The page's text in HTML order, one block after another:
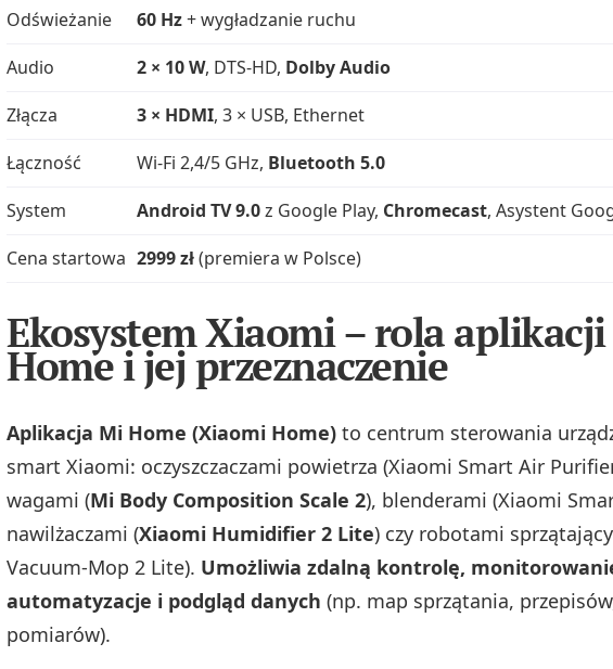
Odświeżanie
60 Hz+ wygładzanie ruchu
Audio
2 × 10 W, DTS‑HD, Dolby Audio
Złącza
3 × HDMI, 3 × USB, Ethernet
Łączność
Wi‑Fi 2,4/5 GHz, Bluetooth 5.0
System
Android TV 9.0z Google Play, Chromecast, Asystent
Cena startowa 2999 zł(premiera w Polsce)
Ekosystem Xiaomi – rola
Home i jej przeznaczenie
Aplikacja Mi Home (Xiaomi Home) to centrum sterowania
smart Xiaomi: oczyszczaczami powietrza (Xiaomi Smart Air
wagami (Mi Body Composition Scale 2), blenderami (Xiaomi
nawilżaczami (Xiaomi Humidifier 2 Lite) czy robotami
Vacuum‑Mop 2 Lite). Umożliwia zdalną kontrolę,
automatyzacje i podgląd danych (np. map sprzątania,
pomiarów).